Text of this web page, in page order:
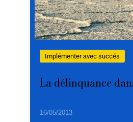
Implémenter avec succés
La délinquance
16/05/2013